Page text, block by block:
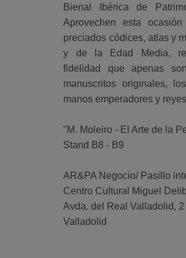
Bienal Ibérica de
Aprovechen esta
preciados códices, atlas y
y de la Edad Media,
fidelidad que apenas
manuscritos originales,
manos emperadores y
"M. Moleiro - El Arte de la
Stand B8 - B9
AR&PA Negocio/ Pasillo
Centro Cultural Miguel
Avda. del Real Valladolid, 2
Valladolid